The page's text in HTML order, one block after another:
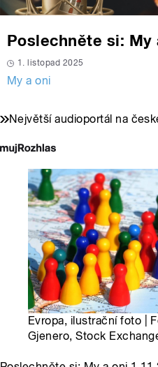
Poslechněte si: My
1. listopad 2025
My a oni
Největší audioportál na
Evropa, ilustrační foto |
Gjenero, Stock